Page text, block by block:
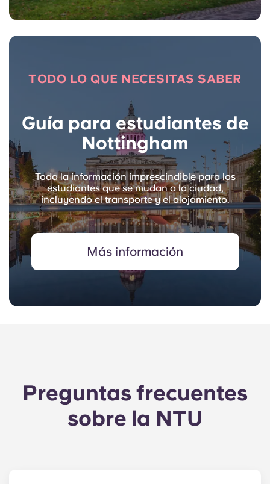
TODO LO QUE NECESITAS SABER
Guía para estudiantes de
Nottingham
Toda la información imprescindible para los
estudiantes que se mudan a la ciudad,
incluyendo el transporte y el alojamiento.
Más información
Preguntas frecuentes
sobre la NTU